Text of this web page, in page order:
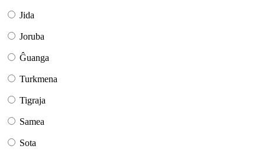
Jida
Joruba
Ĝuanga
Turkmena
Tigraja
Samea
Sota